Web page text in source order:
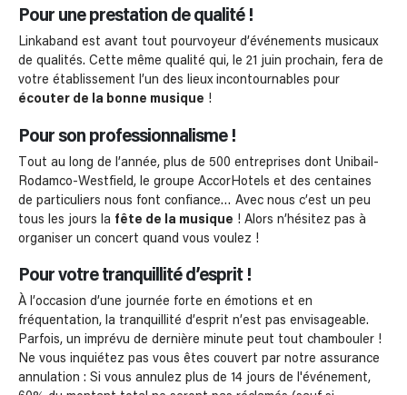
Pour une prestation de qualité !
Linkaband est avant tout pourvoyeur d’événements musicaux
de qualités. Cette même qualité qui, le 21 juin prochain, fera de
votre établissement l’un des lieux incontournables pour
écouter de la bonne musique !
Pour son professionnalisme !
Tout au long de l’année, plus de 500 entreprises dont Unibail-
Rodamco-Westfield, le groupe AccorHotels et des centaines
de particuliers nous font confiance… Avec nous c’est un peu
tous les jours la fête de la musique ! Alors n’hésitez pas à
organiser un concert quand vous voulez !
Pour votre tranquillité d’esprit !
À l’occasion d’une journée forte en émotions et en
fréquentation, la tranquillité d’esprit n’est pas envisageable.
Parfois, un imprévu de dernière minute peut tout chambouler !
Ne vous inquiétez pas vous êtes couvert par notre assurance
annulation : Si vous annulez plus de 14 jours de l'événement,